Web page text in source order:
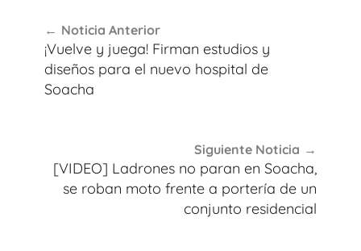
de
entradas
Noticia Anterior
¡Vuelve y juega! Firman estudios y
diseños para el nuevo hospital de
Soacha
Siguiente Noticia
[VIDEO] Ladrones no paran en Soacha,
se roban moto frente a portería de un
conjunto residencial